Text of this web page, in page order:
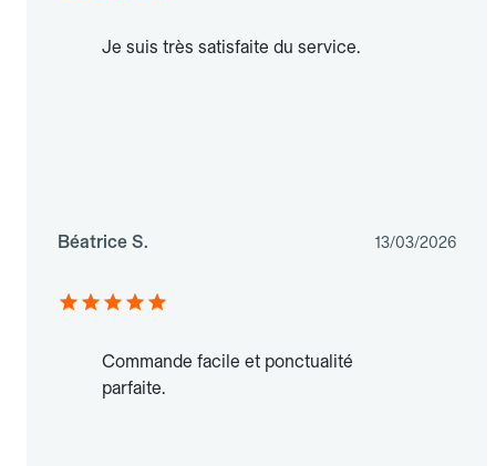
Je suis très satisfaite du service.
Béatrice S. 13/03/2026
Commande facile et ponctualité
parfaite.